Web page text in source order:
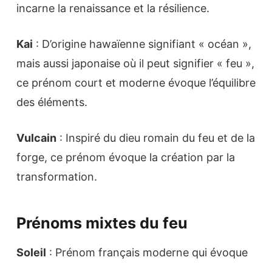
incarne la renaissance et la résilience.
Kai : D’origine hawaïenne signifiant « océan »,
mais aussi japonaise où il peut signifier « feu »,
ce prénom court et moderne évoque l’équilibre
des éléments.
Vulcain : Inspiré du dieu romain du feu et de la
forge, ce prénom évoque la création par la
transformation.
Prénoms mixtes du feu
Soleil : Prénom français moderne qui évoque